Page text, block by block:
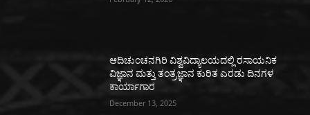
ಆದಿಚುಂಚನಗಿರಿ ವಿಶ್ವವಿದ್ಯಾಲಯದಲ್ಲಿ ರಸಾಯನಿಕ
ವಿಜ್ಞಾನ ಮತ್ತು ತಂತ್ರಜ್ಞಾನ ಕುರಿತ ಎರಡು ದಿನಗಳ
ಕಾರ್ಯಾಗಾರ
December 13, 2025